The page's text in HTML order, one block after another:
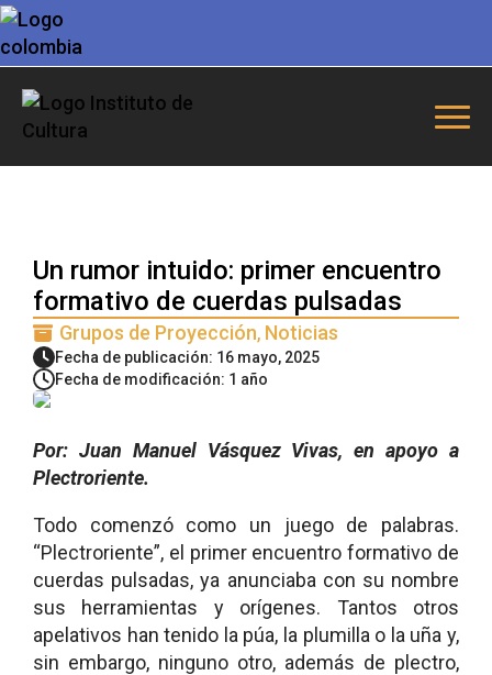
Un rumor intuido: primer encuentro
formativo de cuerdas pulsadas
Grupos de Proyección Noticias
Fecha de publicación: 16 mayo, 2025
Fecha de modificación: 1 año
Por: Juan Manuel Vásquez Vivas, en apoyo a
Plectroriente.
Todo comenzó como un juego de palabras.
“Plectroriente”, el primer encuentro formativo de
cuerdas pulsadas, ya anunciaba con su nombre
sus herramientas y orígenes. Tantos otros
apelativos han tenido la púa, la plumilla o la uña y,
sin embargo, ninguno otro, además de plectro,